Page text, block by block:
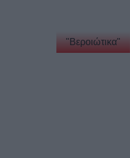
"Βεροιώτικα"